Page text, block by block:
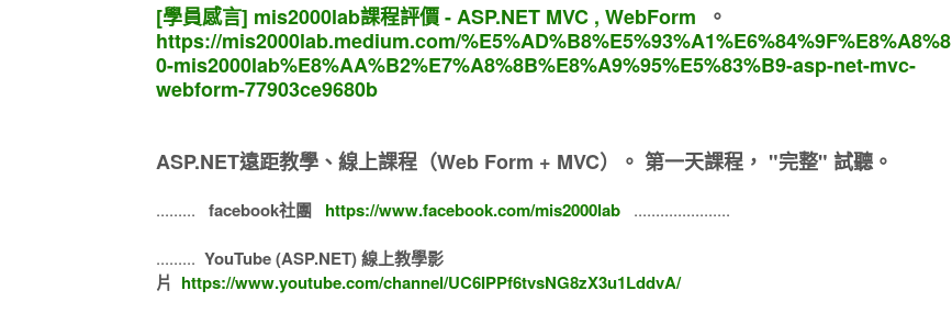
[學員感言] mis2000lab課程評價 - ASP.NET MVC , WebForm 。
https://mis2000lab.medium.com/%E5%AD%B8%E5%93%A1%E6%84%9F%E8%A8%8
0-mis2000lab%E8%AA%B2%E7%A8%8B%E8%A9%95%E5%83%B9-asp-net-mvc-
webform-77903ce9680b
ASP.NET遠距教學、線上課程（Web Form + MVC）。 第一天課程， "完整" 試聽。
......... facebook社團 https://www.facebook.com/mis2000lab ......................
......... YouTube (ASP.NET) 線上教學影
片 https://www.youtube.com/channel/UC6IPPf6tvsNG8zX3u1LddvA/